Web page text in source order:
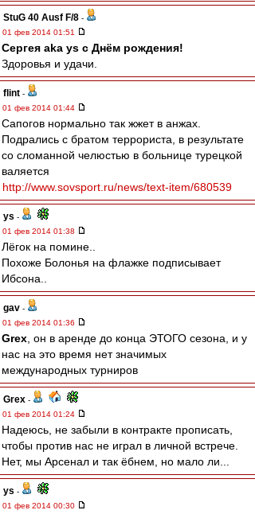
StuG 40 Ausf F/8 -
01 фев 2014 01:51
Сергея aka ys с Днём рождения!
Здоровья и удачи.
flint -
01 фев 2014 01:44
Сапогов нормально так жжет в анжах.
Подрались с братом террориста, в результате
со сломанной челюстью в больнице турецкой
валяется
http://www.sovsport.ru/news/text-item/680539
ys -
01 фев 2014 01:38
Лёгок на помине..
Похоже Болонья на флажке подписывает
Ибсона..
gav -
01 фев 2014 01:36
Grex , он в аренде до конца ЭТОГО сезона, и у
нас на это время нет значимых
международных турниров
Grex -
01 фев 2014 01:24
Надеюсь, не забыли в контракте прописать,
чтобы против нас не играл в личной встрече.
Нет, мы Арсенал и так ёбнем, но мало ли...
ys -
01 фев 2014 00:30